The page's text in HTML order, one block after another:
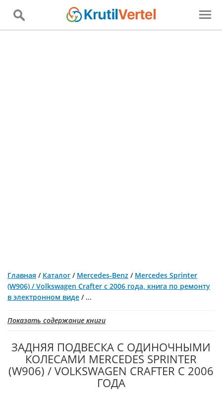
Главная / Каталог / Mercedes-Benz / Mercedes Sprinter
(W906) / Volkswagen Crafter с 2006 года, книга по ремонту
в электронном виде / ...
Показать содержание книги
ЗАДНЯЯ ПОДВЕСКА С ОДИНОЧНЫМИ
КОЛЕСАМИ MERCEDES SPRINTER
(W906) / VOLKSWAGEN CRAFTER С 2006
ГОДА